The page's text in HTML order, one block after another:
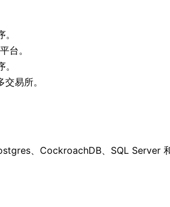
台。
易所。
、CockroachDB、SQL Server